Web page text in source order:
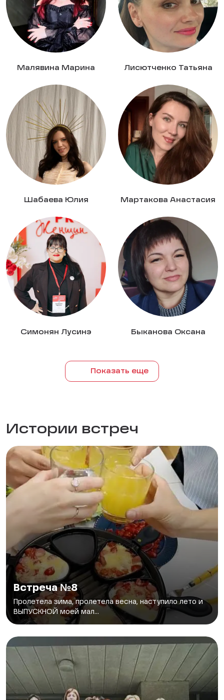
Малявина Марина Лисютченко Татьяна
Шабаева Юлия Мартакова Анастасия
Симонян Лусинэ Быканова Оксана
Показать еще
Истории встреч
Встреча №8
Пролетела зима, пролетела весна, наступило лето и
ВЫПУСКНОЙ моей мал...